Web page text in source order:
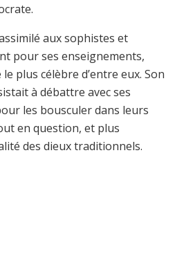
aux sophistes et
pour ses enseignements,
plus célèbre d’entre eux. Son
à débattre avec ses
les bousculer dans leurs
en question, et plus
des dieux traditionnels.